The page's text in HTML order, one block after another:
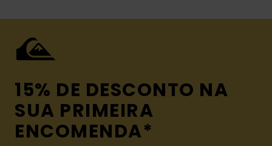
15% DE DESCONTO NA
SUA PRIMEIRA
ENCOMENDA*